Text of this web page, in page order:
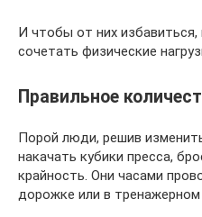
И чтобы от них
сочетать физические
Правильное
Порой люди, решив
накачать кубики пресса,
крайность. Они часами
дорожке или в тренажерном